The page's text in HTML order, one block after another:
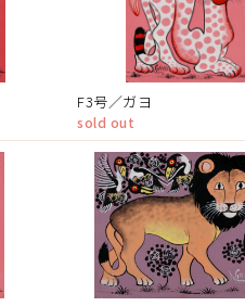
F3号／ガヨ
sold out